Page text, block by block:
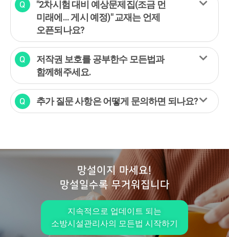
"2차시험 대비 예상문제집(조금 먼
미래에... 게시 예정)" 교재는 언제
오픈되나요?
저작권 보호를 공부한수 모든법과
함께해주세요.
추가 질문 사항은 어떻게 문의하면 되나요?
망설이지 마세요!
망설일수록 무거워집니다
지속적으로 업데이트 되는
소방시설관리사의 모든법 시작하기